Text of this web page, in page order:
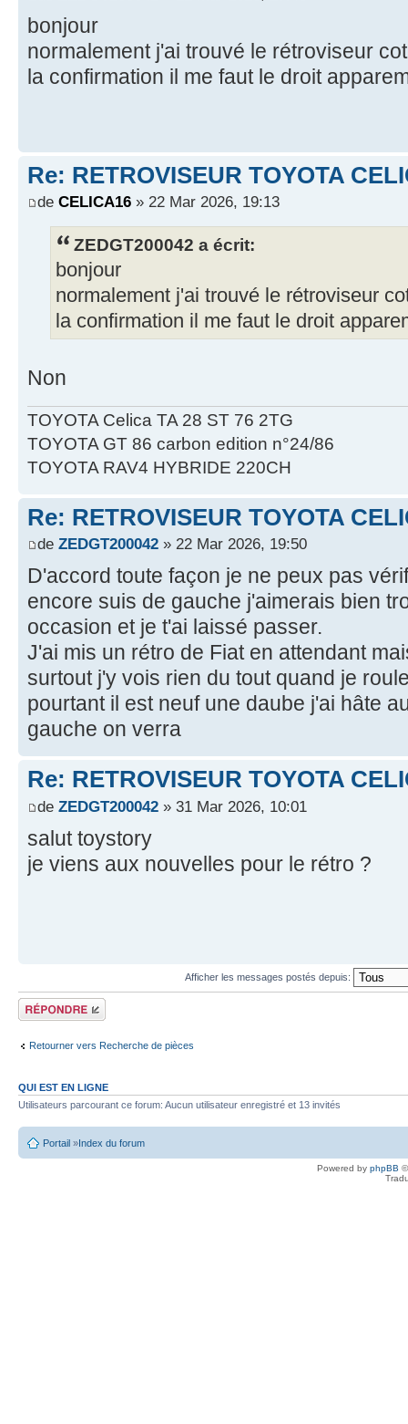
bonjour
normalement j'ai trouvé le rétroviseur
la confirmation il me faut le droit
Re: RETROVISEUR TOYOTA
de CELICA16 » 22 Mar 2026, 19:13
ZEDGT200042 a écrit:
bonjour
normalement j'ai trouvé le rétroviseur
la confirmation il me faut le droit
Non
TOYOTA Celica TA 28 ST 76 2TG
TOYOTA GT 86 carbon edition n°24/86
TOYOTA RAV4 HYBRIDE 220CH
Re: RETROVISEUR TOYOTA
de ZEDGT200042 » 22 Mar 2026, 19:50
D'accord toute façon je ne peux pas
encore suis de gauche j'aimerais bien
occasion et je t'ai laissé passer.
J'ai mis un rétro de Fiat en attendant
surtout j'y vois rien du tout quand je
pourtant il est neuf une daube j'ai hâte
gauche on verra
Re: RETROVISEUR TOYOTA
de ZEDGT200042 » 31 Mar 2026, 10:01
salut toystory
je viens aux nouvelles pour le rétro ?
Afficher les messages postés depuis:
Écrire un
commentaire
Retourner vers Recherche de pièces
QUI EST EN LIGNE
Utilisateurs parcourant ce forum: Aucun utilisateur enregistré et 13 invités
Portail »Index du forum
Powered by phpBB